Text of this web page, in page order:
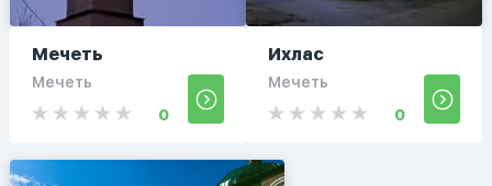
Мечеть
Мечеть
0
Ихлас
Мечеть
0